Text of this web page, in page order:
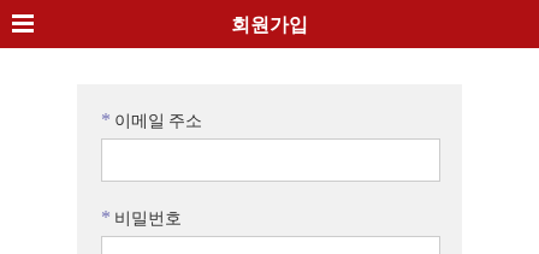
회원가입
* 이메일 주소
* 비밀번호